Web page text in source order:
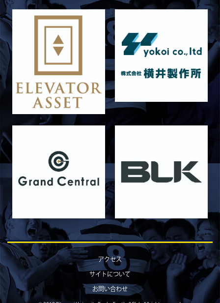
2026/06/19
STAFF blog
6月20日 花園大学
2026/06/16
STAFF blog
6月14日 島津製作所
2026/06/16
STAFF blog
6月13日 名城大学
2026/06/12
STAFF blog
【Rits Familyのバトン】vol. 1 北村瞬太郎
2026/06/03
【「イヤーブック2026」にお名前を掲載／サポ
2026/05/31
STAFF blog
5月31日 関西学院大学AB
2026/05/31
STAFF blog
5月30日 関西学院大学CD
STAFF blog
2026年度 新入部員のお知らせ
2026/05/26
STAFF blog
5月24日 京都産業大学
2026/05/23
STAFF blog
5月23日 京都産業大学BC
2026/05/14
アクセス
サイトについて
お問い合わせ